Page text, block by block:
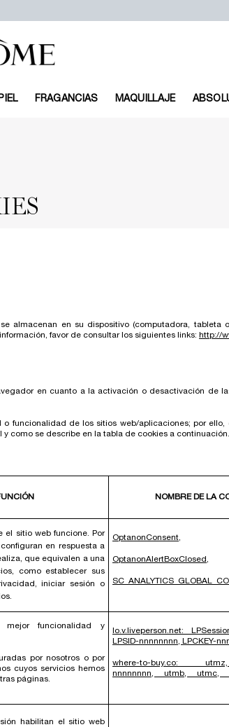
FRAGANCIAS MAQUILLAJE
almacenan en su dispositivo (computadora, tableta
favor de consultar los siguientes links: http://
en cuanto a la activación o desactivación de
o funcionalidad de los sitios web/aplicaciones; por
como se describe en la tabla de cookies a continuación.
NOMBRE DE LA
el sitio web funcione. Por
en respuesta a
que equivalen a una
como establecer sus
iniciar sesión o
OptanonConsent,
OptanonAlertBoxClosed,
mejor funcionalidad y
por nosotros o por
cuyos servicios hemos
páginas.
lo.v.liveperson.net:
LPSID-nnnnnnnn, LPCKEY-
where-to-buy.co:
nnnnnnnn, __utmb, __utmc,
habilitan el sitio web